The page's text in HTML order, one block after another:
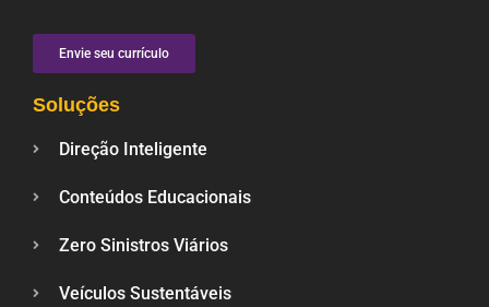
Envie seu currículo
Soluções
Direção Inteligente
Conteúdos Educacionais
Zero Sinistros Viários
Veículos Sustentáveis